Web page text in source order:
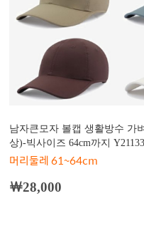
남자큰모자 볼캡 생활방수 가
상)-빅사이즈 64cm까지 Y21133
머리둘레 61~64cm
￦28,000